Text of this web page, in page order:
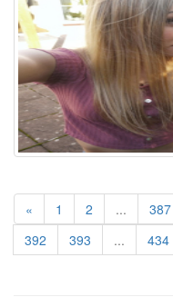
« 1 2 ... 387
392
393 ... 434